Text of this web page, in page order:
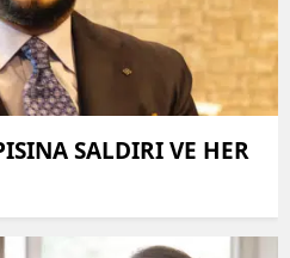
SALDIRI VE HER